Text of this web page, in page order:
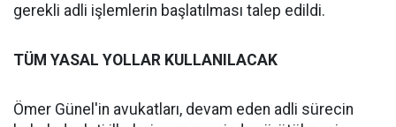
gerekli adli işlemlerin başlatılması talep edildi.
TÜM YASAL YOLLAR KULLANILACAK
Ömer Günel'in avukatları, devam eden adli sürecin